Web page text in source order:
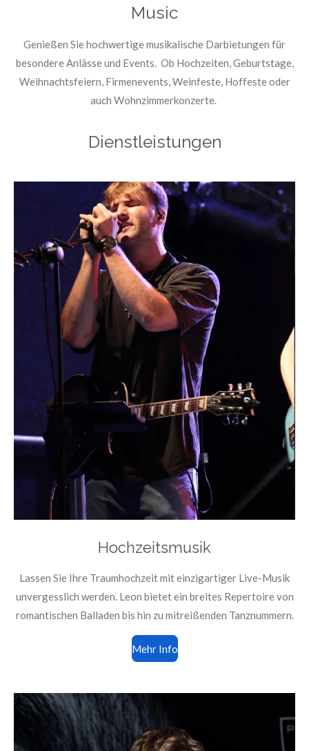
Music
Genießen Sie hochwertige musikalische Darbietungen für
besondere Anlässe und Events. Ob Hochzeiten, Geburtstage,
Weihnachtsfeiern, Firmenevents, Weinfeste, Hoffeste oder
auch Wohnzimmerkonzerte.
Dienstleistungen
Hochzeitsmusik
Lassen Sie Ihre Traumhochzeit mit einzigartiger Live-Musik
unvergesslich werden. Leon bietet ein breites Repertoire von
romantischen Balladen bis hin zu mitreißenden Tanznummern.
Mehr Info